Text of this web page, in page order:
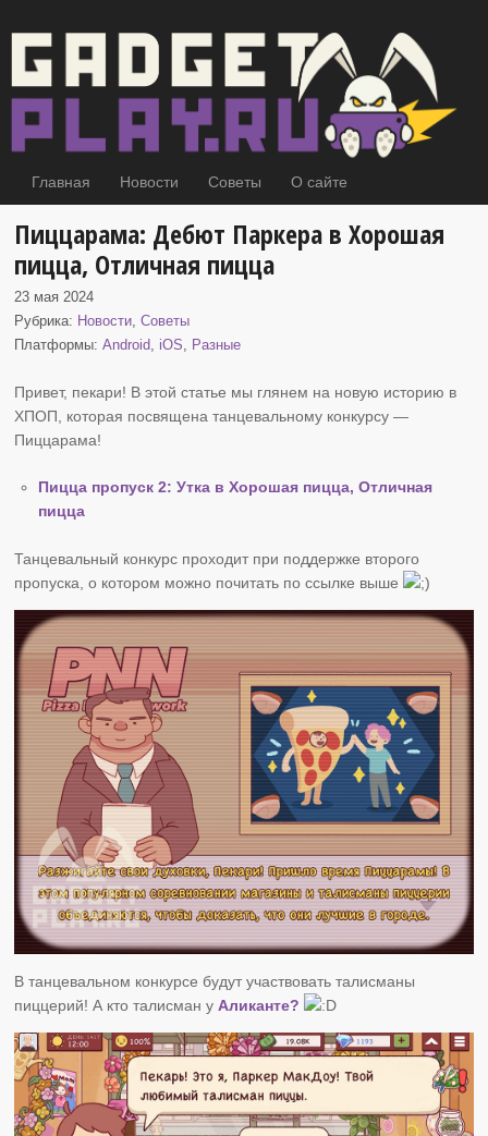
Главная Новости Советы О сайте
Пиццарама: Дебют Паркера в Хорошая
пицца, Отличная пицца
23 мая 2024
Рубрика: Новости,Советы
Платформы:Android, iOS, Разные
Привет, пекари! В этой статье мы глянем на новую историю в
ХПОП , которая посвящена танцевальному конкурсу —
Пиццарама!
Пицца пропуск 2: Утка в Хорошая пицца, Отличная
пицца
Танцевальный конкурс проходит при поддержке второго
пропуска, о котором можно почитать по ссылке выше
В танцевальном конкурсе будут участвовать талисманы
пиццерий! А кто талисман у Аликанте?